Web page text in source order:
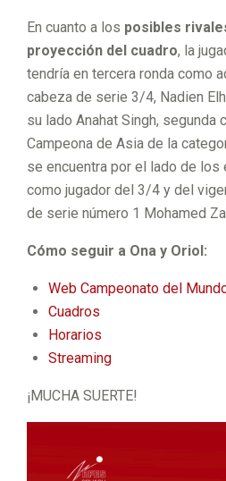
En cuanto a los posibles
proyección del cuadro, la
tendría en tercera ronda como
cabeza de serie 3/4, Nadien
su lado Anahat Singh, segunda
Campeona de Asia de la
se encuentra por el lado de los
como jugador del 3/4 y del
de serie número 1 Mohamed
Cómo seguir a Ona y Oriol:
Web Campeonato del
Cuadros
Horarios
Streaming
¡MUCHA SUERTE!